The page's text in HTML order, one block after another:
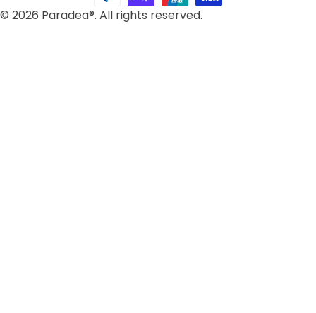
c
/
© 2026 Paradea®. All rights reserved.